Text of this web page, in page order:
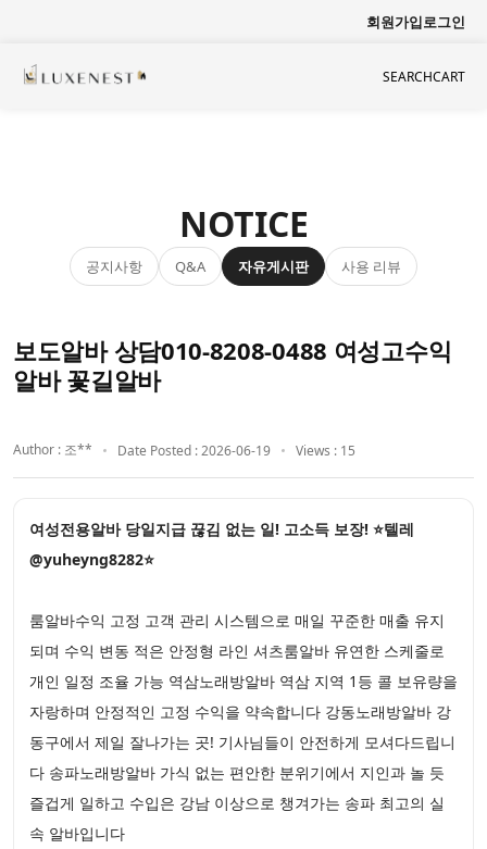
회원가입로그인
SEARCHCART
NOTICE
공지사항 Q&A 자유게시판 사용 리뷰
보도알바 상담010-8208-0488 여성고수익
알바 꽃길알바
Author : 조** Date Posted : 2026-06-19 Views : 15
여성전용알바 당일지급 끊김 없는 일! 고소득 보장! ⭐텔레
@yuheyng8282⭐
룸알바수익 고정 고객 관리 시스템으로 매일 꾸준한 매출 유지
되며 수익 변동 적은 안정형 라인 셔츠룸알바 유연한 스케줄로
개인 일정 조율 가능 역삼노래방알바 역삼 지역 1등 콜 보유량을
자랑하며 안정적인 고정 수익을 약속합니다 강동노래방알바 강
동구에서 제일 잘나가는 곳! 기사님들이 안전하게 모셔다드립니
다 송파노래방알바 가식 없는 편안한 분위기에서 지인과 놀 듯
즐겁게 일하고 수입은 강남 이상으로 챙겨가는 송파 최고의 실
속 알바입니다